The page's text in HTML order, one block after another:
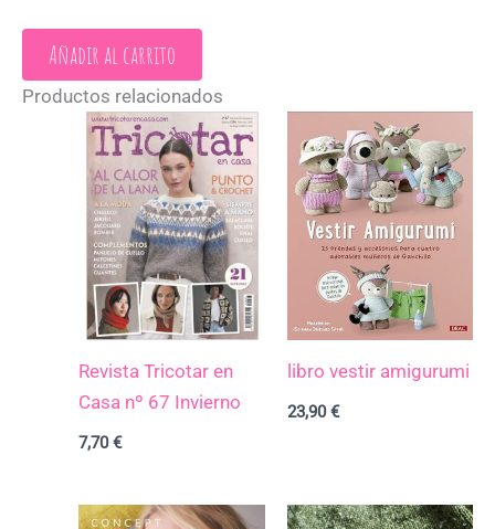
Añadir al carrito
Productos relacionados
Revista Tricotar en
Casa nº 67 Invierno
7,70€
libro vestir amigurumi
23,90€